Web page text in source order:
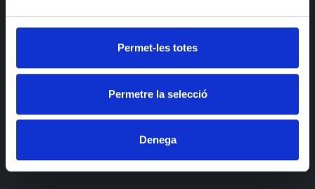
Permet-les totes
Permetre la selecció
Denega
TICKETS
LA SALA
CARTA